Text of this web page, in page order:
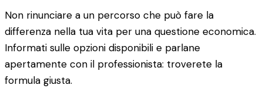
Non rinunciare a un percorso che può fare la
differenza nella tua vita per una questione economica.
Informati sulle opzioni disponibili e parlane
apertamente con il professionista: troverete la
formula giusta.